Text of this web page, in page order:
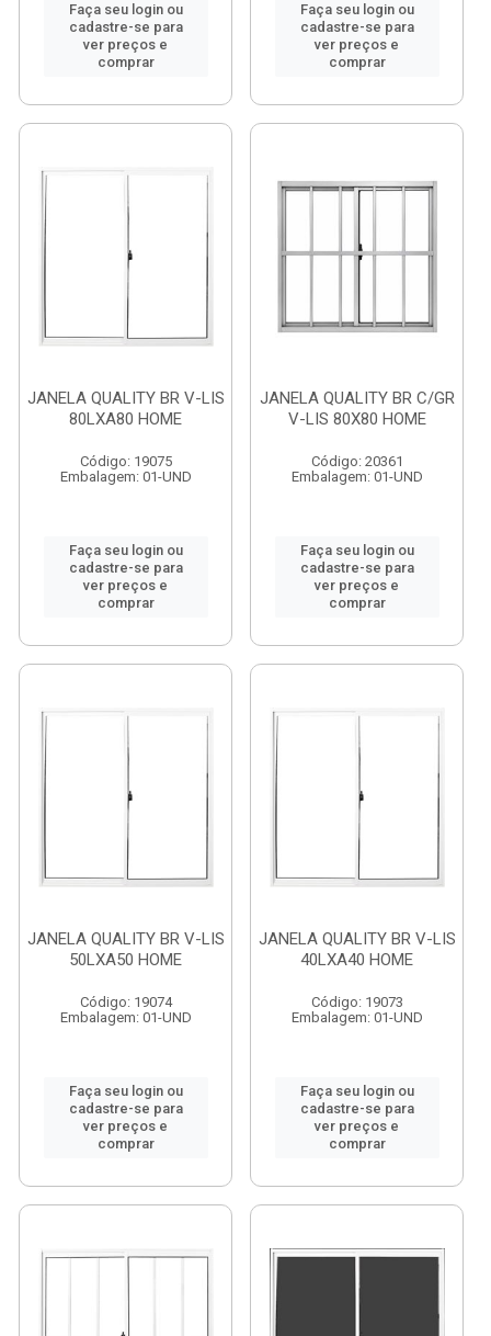
Faça seu login ou
cadastre-se para
ver preços e
comprar
Faça seu login ou
cadastre-se para
ver preços e
comprar
JANELA QUALITY BR V-LIS
80LXA80 HOME
Código: 19075
Embalagem: 01-UND
Faça seu login ou
cadastre-se para
ver preços e
comprar
JANELA QUALITY BR C/GR
V-LIS 80X80 HOME
Código: 20361
Embalagem: 01-UND
Faça seu login ou
cadastre-se para
ver preços e
comprar
JANELA QUALITY BR V-LIS
50LXA50 HOME
Código: 19074
Embalagem: 01-UND
Faça seu login ou
cadastre-se para
ver preços e
comprar
JANELA QUALITY BR V-LIS
40LXA40 HOME
Código: 19073
Embalagem: 01-UND
Faça seu login ou
cadastre-se para
ver preços e
comprar